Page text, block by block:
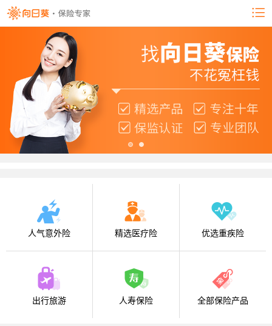
人气意外险 精选医疗险 优选重疾险
出行旅游 人寿保险 全部保险产品